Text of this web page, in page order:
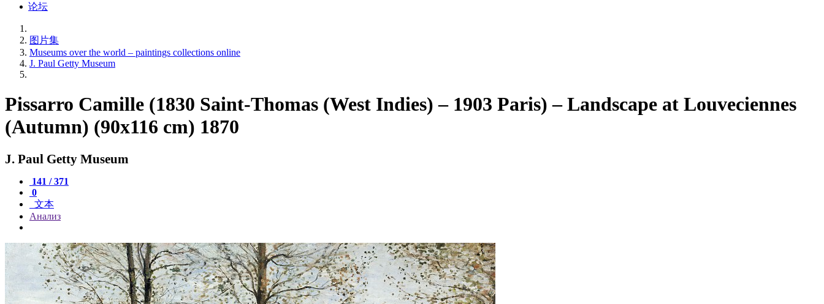
论坛
图片集
Museums over the world – paintings collections online
J. Paul Getty Museum
Pissarro Camille (1830 Saint-Thomas (West Indies) – 1903 Paris) – Landscape at Louveciennes
(Autumn) (90x116 cm) 1870
J. Paul Getty Museum
141 / 371
0
文本
Анализ